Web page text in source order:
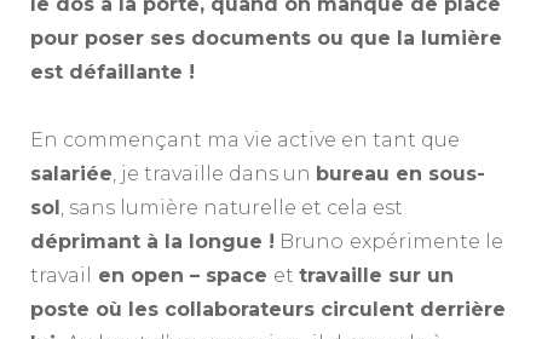
pour poser ses documents ou que la lumière
est défaillante !
En commençant ma vie active en tant que
salariée, je travaille dans un bureau en sous-
sol , sans lumière naturelle et cela est
déprimant à la longue ! Bruno expérimente le
travail
en open – space et travaille sur un
poste où les collaborateurs circulent derrière